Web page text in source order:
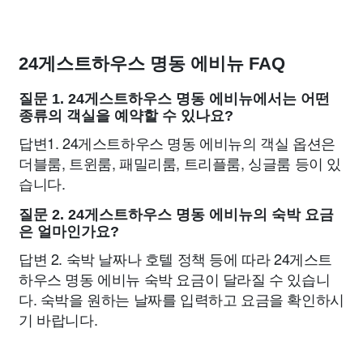
24게스트하우스 명동 에비뉴 FAQ
질문 1. 24게스트하우스 명동 에비뉴에서는 어떤
종류의 객실을 예약할 수 있나요?
답변1. 24게스트하우스 명동 에비뉴의 객실 옵션은
더블룸, 트윈룸, 패밀리룸, 트리플룸, 싱글룸 등이 있
습니다.
질문 2. 24게스트하우스 명동 에비뉴의 숙박 요금
은 얼마인가요?
답변 2. 숙박 날짜나 호텔 정책 등에 따라 24게스트
하우스 명동 에비뉴 숙박 요금이 달라질 수 있습니
다. 숙박을 원하는 날짜를 입력하고 요금을 확인하시
기 바랍니다.